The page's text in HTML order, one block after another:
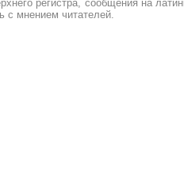
регистра, сообщения на
с мнением читателей.